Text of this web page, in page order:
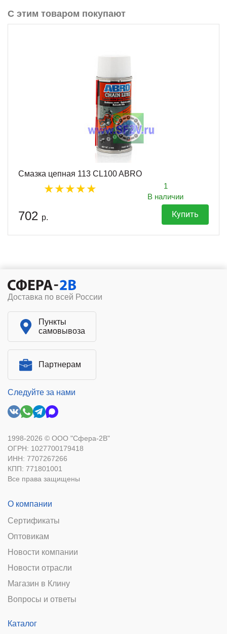
С этим товаром покупают
Смазка цепная 113 CL100 ABRO
1
В наличии
702 р. Купить
Доставка по всей России
Пункты
самовывоза
Партнерам
Следуйте за нами
1998-2026 © ООО "Сфера-2В"
ОГРН: 1027700179418
ИНН: 7707267266
КПП: 771801001
Все права защищены
О компании
Сертификаты
Оптовикам
Новости компании
Новости отрасли
Магазин в Клину
Вопросы и ответы
Каталог